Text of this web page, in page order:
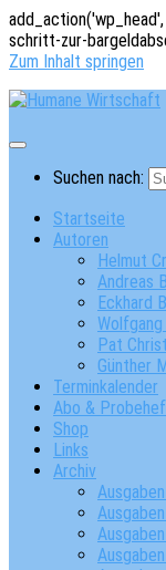
schritt-zur-
Zum Inhalt springen
Suchen nach:
Startseite
Autoren
Helmut
Andreas
Eckhard
Pat Christ
Günther
Terminkalender
Abo &
Shop
Links
Archiv